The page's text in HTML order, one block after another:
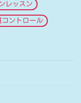
レッスン
コントロール